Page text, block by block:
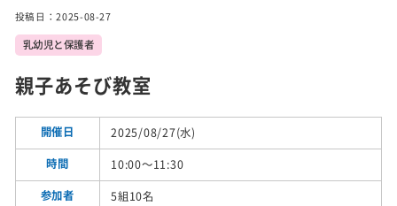
事業
ック
ス
紹介
投稿日：2025-08-27
乳幼児と保護者
親子あそび教室
開催日
2025/08/27(水)
時間
10:00～11:30
参加者
5組10名